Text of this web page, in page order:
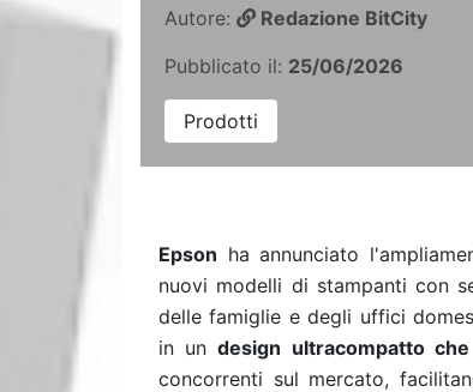
Autore:
Redazione BitCity
Pubblicato il: 25/06/2026
Prodotti
Epson ha annunciato
nuovi modelli di stampanti con
delle famiglie e degli uffici
in undesign ultracompatto
concorrenti sul mercato,